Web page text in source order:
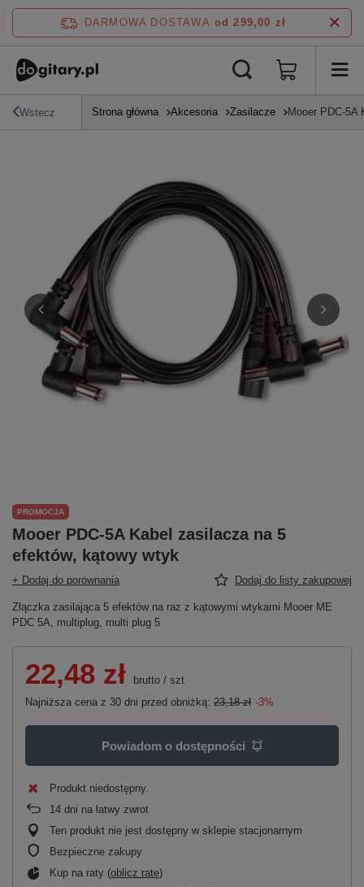
DARMOWA DOSTAWA od 299,00 zł
Wstecz Strona główna Akcesoria Zasilacze Mooer PDC-
PROMOCJA
Mooer PDC-5A Kabel zasilacza na 5
efektów, kątowy wtyk
+ Dodaj do porównania Dodaj do listy zakupowej
Złączka zasilająca 5 efektów na raz z kątowymi wtykami Mooer ME
PDC 5A, multiplug, multi plug 5
22,48 zł brutto / szt
Najniższa cena z 30 dni przed obniżką: 23,18 zł -3%
Powiadom o dostępności
Produkt niedostępny
14 dni na łatwy zwrot
Ten produkt nie jest dostępny w sklepie stacjonarnym
Bezpieczne zakupy
Kup na raty (oblicz ratę)